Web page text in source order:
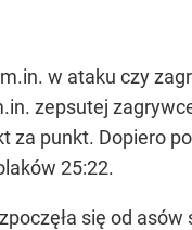
w ataku czy
zepsutej
za punkt. Dopiero
25:22.
się od